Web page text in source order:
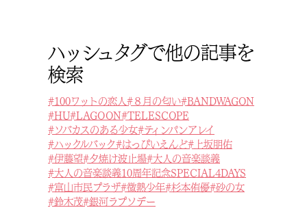
ハッシュタグで他の記事を
検索
100ワットの恋人 ８月の匂い BANDWAGON
HU LAGOON TELESCOPE
ソバカスのある少女 ティンパンアレイ
ハックルバック はっぴいえんど
上坂朋佑
伊藤望 夕焼け波止場 大人の音楽談義
大人の音楽談義10周年記念SPECIAL4DAYS
富山市民プラザ 微熱少年 杉本侑優 砂の女
鈴木茂 銀河ラプソデー